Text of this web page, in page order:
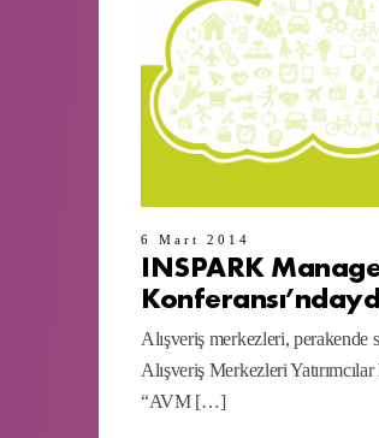
6 Mart 2014
INSPARK
Alışveriş merkezleri, perakende
Alışveriş Merkezleri
“AVM […]